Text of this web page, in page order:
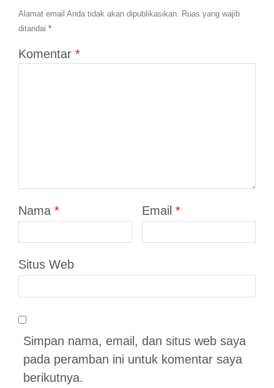
Alamat email Anda tidak akan dipublikasikan.
Ruas yang wajib
ditandai *
Komentar *
Nama * Email *
Situs Web
Simpan nama, email, dan situs web saya
pada peramban ini untuk komentar saya
berikutnya.